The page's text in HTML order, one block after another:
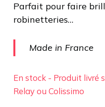
Parfait pour faire
robinetteries…
Made in France
En stock - Produit livré
Relay ou Colissimo